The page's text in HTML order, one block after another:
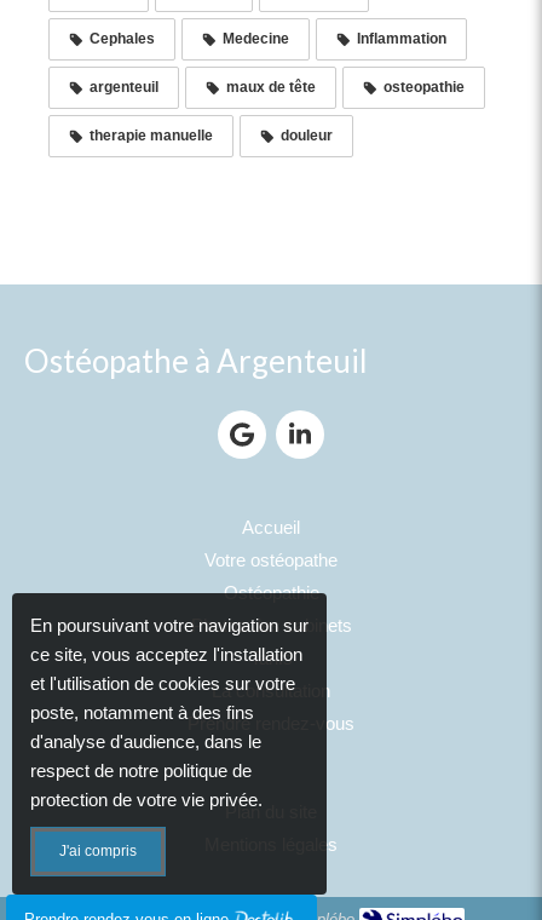
Cephales Medecine Inflammation
argenteuil maux de tête osteopathie
therapie manuelle douleur
Ostéopathe à Argenteuil
Accueil
Votre ostéopathe
Ostéopathie
Photos des cabinets
Tarifs
La consultation
Prendre rendez-vous
Plan du site
Mentions légales
En poursuivant votre navigation sur
ce site, vous acceptez l'installation
et l'utilisation de cookies sur votre
poste, notamment à des fins
d'analyse d'audience, dans le
respect de notre politique de
protection de votre vie privée.
J'ai compris